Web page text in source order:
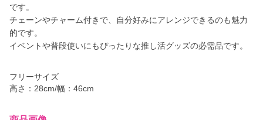
です。
チェーンやチャーム付きで、自分好みにアレンジできるのも魅力
的です。
イベントや普段使いにもぴったりな推し活グッズの必需品です。
フリーサイズ
高さ：28cm/幅：46cm